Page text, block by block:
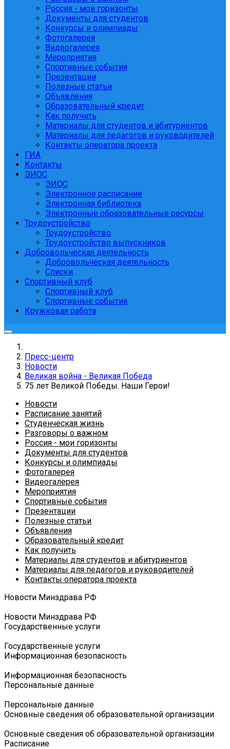
Россия - мои горизонты
Документы для студентов
Конкурсы и олимпиады
Фотогалерея
Видеогалерея
Мероприятия
Спортивные события
Презентации
Полезные статьи
Объявления
Образовательный кредит
Как получить
Материалы для студентов и абитуриентов
Материалы для педагогов и руководителей
Контакты оператора проекта
ГИА
Контакты
ЭИОС
ЭИОС
Электронное расписание
Электронная библиотека
Электронные образовательные ресурсы
Трудоустройство
Трудоустройство
Трудоустройство выпускников
Добровольческая деятельность
Добровольческая деятельность
Списки
Спортивный клуб
Спортивный клуб
Спортивные события
Кружковая работа
Пресс-центр
Новости
Великая война - Великая Победа
75 лет Великой Победы. Наши Герои!
Новости
Расписание занятий
Студенческая жизнь
Разговоры о важном
Россия - мои горизонты
Документы для студентов
Конкурсы и олимпиады
Фотогалерея
Видеогалерея
Мероприятия
Спортивные события
Презентации
Полезные статьи
Объявления
Образовательный кредит
Как получить
Материалы для студентов и абитуриентов
Материалы для педагогов и руководителей
Контакты оператора проекта
Новости Минздрава РФ
Новости Минздрава РФ
Государственные услуги
Государственные услуги
Информационная безопасность
Информационная безопасность
Персональные данные
Персональные данные
Основные сведения об образовательной организации
Основные сведения об образовательной организации
Расписание